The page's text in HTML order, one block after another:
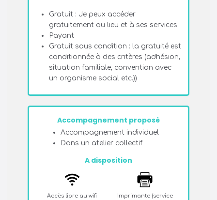
Gratuit : Je peux accéder
gratuitement au lieu et à ses services
Payant
Gratuit sous condition : la gratuité est
conditionnée à des critères (adhésion,
situation familiale, convention avec
un organisme social etc.))
Accompagnement proposé
Accompagnement individuel
Dans un atelier collectif
A disposition
Accès libre au wifi
Imprimante (service